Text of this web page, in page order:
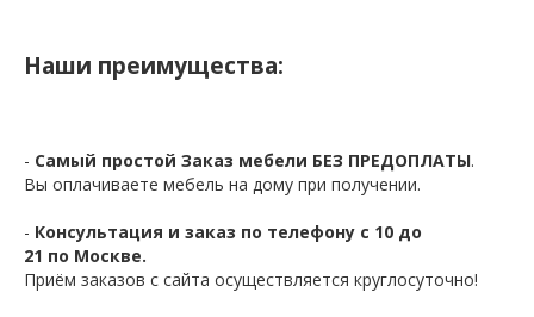
Наши преимущества:
- Самый простой Заказ мебели БЕЗ ПРЕДОПЛАТЫ.
Вы оплачиваете мебель на дому при получении.
- Консультация и заказ по телефону с 10 до
21 по Москве.
Приём заказов с сайта осуществляется круглосуточно!